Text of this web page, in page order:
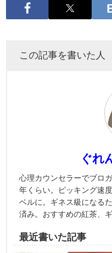
この記事を書いた人
ぐれ
心理カウンセラーでブロ
年くらい。ピッキング速
ベルに。ギネス級になる
済み。おすすめの紅茶、
最近書いた記事